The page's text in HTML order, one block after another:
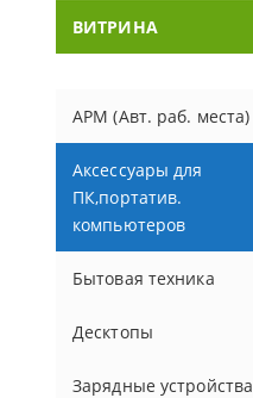
ВИТРИНА
АРМ (Авт. раб. места)
Аксессуары для
ПК,портатив.
компьютеров
Бытовая техника
Десктопы
Зарядные устройства